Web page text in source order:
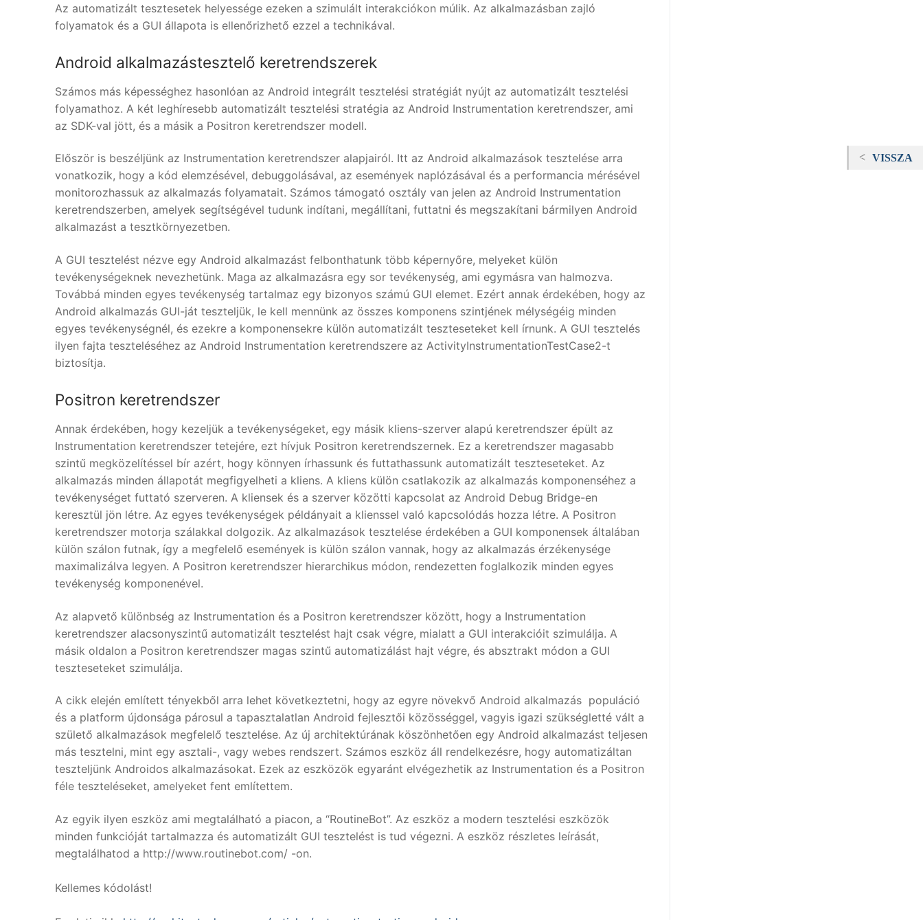
Az automatizált tesztesetek helyessége ezeken a szimulált interakciókon múlik. Az alkalmazásban zajló
folyamatok és a GUI állapota is ellenőrizhető ezzel a technikával.
Android alkalmazástesztelő keretrendszerek
Számos más képességhez hasonlóan az Android integrált tesztelési stratégiát nyújt az automatizált tesztelési
folyamathoz. A két leghíresebb automatizált tesztelési stratégia az Android Instrumentation keretrendszer, ami
az SDK-val jött, és a másik a Positron keretrendszer modell.
Először is beszéljünk az Instrumentation keretrendszer alapjairól. Itt az Android alkalmazások tesztelése arra
vonatkozik, hogy a kód elemzésével, debuggolásával, az események naplózásával és a performancia mérésével
monitorozhassuk az alkalmazás folyamatait. Számos támogató osztály van jelen az Android Instrumentation
keretrendszerben, amelyek segítségével tudunk indítani, megállítani, futtatni és megszakítani bármilyen Android
alkalmazást a tesztkörnyezetben.
A GUI tesztelést nézve egy Android alkalmazást felbonthatunk több képernyőre, melyeket külön
tevékenységeknek nevezhetünk. Maga az alkalmazásra egy sor tevékenység, ami egymásra van halmozva.
Továbbá minden egyes tevékenység tartalmaz egy bizonyos számú GUI elemet. Ezért annak érdekében, hogy az
Android alkalmazás GUI-ját teszteljük, le kell mennünk az összes komponens szintjének mélységéig minden
egyes tevékenységnél, és ezekre a komponensekre külön automatizált teszteseteket kell írnunk. A GUI tesztelés
ilyen fajta teszteléséhez az Android Instrumentation keretrendszere az ActivityInstrumentationTestCase2-t
biztosítja.
Positron keretrendszer
Annak érdekében, hogy kezeljük a tevékenységeket, egy másik kliens-szerver alapú keretrendszer épült az
Instrumentation keretrendszer tetejére, ezt hívjuk Positron keretrendszernek. Ez a keretrendszer magasabb
szintű megközelítéssel bír azért, hogy könnyen írhassunk és futtathassunk automatizált teszteseteket. Az
alkalmazás minden állapotát megfigyelheti a kliens. A kliens külön csatlakozik az alkalmazás komponenséhez a
tevékenységet futtató szerveren. A kliensek és a szerver közötti kapcsolat az Android Debug Bridge-en
keresztül jön létre. Az egyes tevékenységek példányait a klienssel való kapcsolódás hozza létre. A Positron
keretrendszer motorja szálakkal dolgozik. Az alkalmazások tesztelése érdekében a GUI komponensek általában
külön szálon futnak, így a megfelelő események is külön szálon vannak, hogy az alkalmazás érzékenysége
maximalizálva legyen. A Positron keretrendszer hierarchikus módon, rendezetten foglalkozik minden egyes
tevékenység komponenével.
Az alapvető különbség az Instrumentation és a Positron keretrendszer között, hogy a Instrumentation
keretrendszer alacsonyszintű automatizált tesztelést hajt csak végre, mialatt a GUI interakcióit szimulálja. A
másik oldalon a Positron keretrendszer magas szintű automatizálást hajt végre, és absztrakt módon a GUI
teszteseteket szimulálja.
A cikk elején említett tényekből arra lehet következtetni, hogy az egyre növekvő Android alkalmazás populáció
és a platform újdonsága párosul a tapasztalatlan Android fejlesztői közösséggel, vagyis igazi szükségletté vált a
születő alkalmazások megfelelő tesztelése. Az új architektúrának köszönhetően egy Android alkalmazást teljesen
más tesztelni, mint egy asztali-, vagy webes rendszert. Számos eszköz áll rendelkezésre, hogy automatizáltan
teszteljünk Androidos alkalmazásokat. Ezek az eszközök egyaránt elvégezhetik az Instrumentation és a Positron
féle teszteléseket, amelyeket fent említettem.
Az egyik ilyen eszköz ami megtalálható a piacon, a “RoutineBot”. Az eszköz a modern tesztelési eszközök
minden funkcióját tartalmazza és automatizált GUI tesztelést is tud végezni. A eszköz részletes leírását,
megtalálhatod a http://www.routinebot.com/ -on.
Kellemes kódolást!
VISSZA